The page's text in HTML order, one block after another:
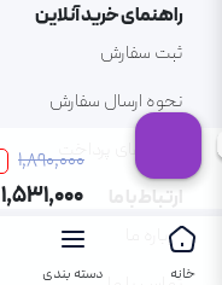
۱٬۸۹۰٬۰۰۰
۱٬۵۳۱٬۰۰۰
راهنمای خرید آنلاین
ثبت سفارش
نحوه ارسال سفارش
ارتباط با ما
درباره ما
خانه دسته بندی